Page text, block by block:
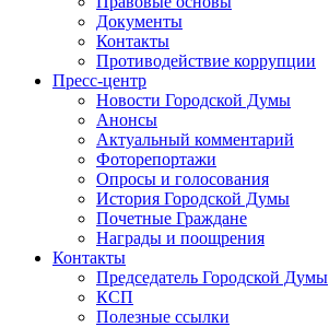
Документы
Контакты
Противодействие коррупции
Пресс-центр
Новости Городской Думы
Анонсы
Актуальный комментарий
Фоторепортажи
Опросы и голосования
История Городской Думы
Почетные Граждане
Награды и поощрения
Контакты
Председатель Городской Думы
КСП
Полезные ссылки